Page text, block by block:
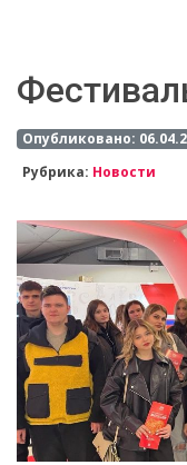
Опубликовано:
Рубрика: Новости